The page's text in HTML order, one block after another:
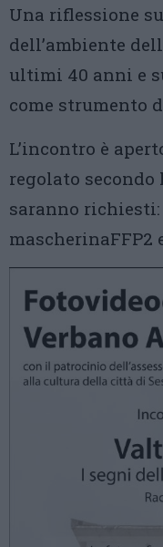
Una riflessione
dell’ambiente
ultimi 40 anni e
come strumento
L’incontro è
regolato
saranno richiesti: